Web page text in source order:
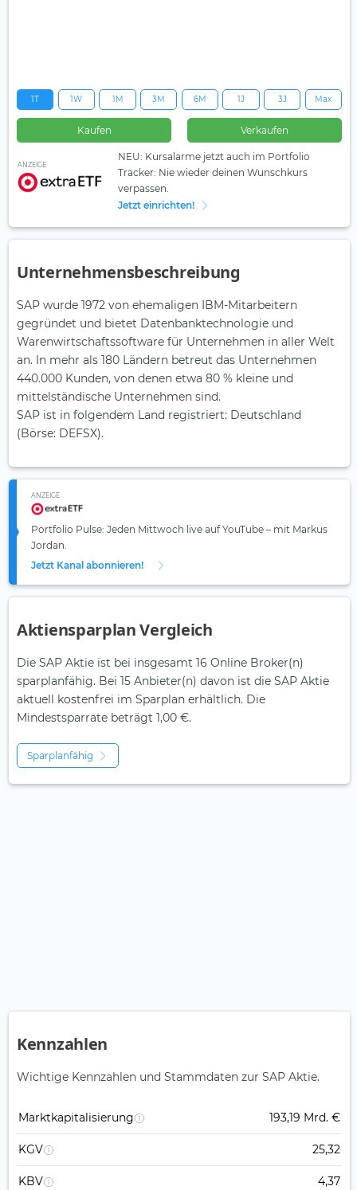
1T 1W 1M 3M 6M 1J 3J Max
Kaufen Verkaufen
ANZEIGE
NEU: Kursalarme jetzt auch im Portfolio
Tracker: Nie wieder deinen Wunschkurs
verpassen.
Jetzt einrichten!
Unternehmensbeschreibung
SAP wurde 1972 von ehemaligen IBM-Mitarbeitern
gegründet und bietet Datenbanktechnologie und
Warenwirtschaftssoftware für Unternehmen in aller Welt
an. In mehr als 180 Ländern betreut das Unternehmen
440.000 Kunden, von denen etwa 80 % kleine und
mittelständische Unternehmen sind.
SAP ist in folgendem Land registriert: Deutschland
(Börse: DEFSX).
ANZEIGE
Portfolio Pulse: Jeden Mittwoch live auf YouTube – mit Markus
Jordan.
Jetzt Kanal abonnieren!
Aktiensparplan Vergleich
Die SAP Aktie ist bei insgesamt 16 Online Broker(n)
sparplanfähig. Bei 15 Anbieter(n) davon ist die SAP Aktie
aktuell kostenfrei im Sparplan erhältlich. Die
Mindestsparrate beträgt 1,00 €.
Sparplanfähig
Kennzahlen
Wichtige Kennzahlen und Stammdaten zur SAP Aktie.
Marktkapitalisierung 193,19 Mrd. €
KGV 25,32
KBV 4,37